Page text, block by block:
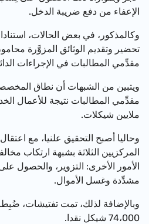
الإعفاء من دفع ضريبة الدخل.
وكالمذكور، في بعض الحالات،
تحضير وتقديم الوثائق المزوَّرة
مقدِّمي المطالبات في الإجراءات
ويتبين من الشبهات أن نطاق
مقدِّمي المطالبات نتيجة للأعمال
ملايين شيكلات.
وحاليا أصبح التحقيق علنيا، مع اعتقال
المركزيين الثلاثة بشبهة ارتكاب
الأمور الأخرى: التزوير، والحصول
مشدِّدة وغسل الأموال.
وبالإضافة لذلك، تمت تفتيشات، ضُبِطت
74،000 شيكل نقدا.